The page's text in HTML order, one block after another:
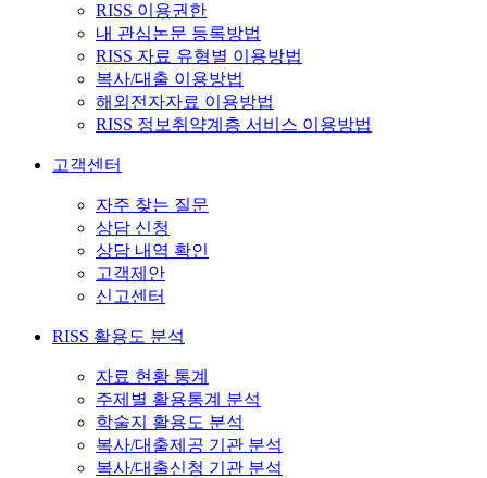
RISS 이용권한
내 관심논문 등록방법
RISS 자료 유형별 이용방법
복사/대출 이용방법
해외전자자료 이용방법
RISS 정보취약계층 서비스 이용방법
고객센터
자주 찾는 질문
상담 신청
상담 내역 확인
고객제안
신고센터
RISS 활용도 분석
자료 현황 통계
주제별 활용통계 분석
학술지 활용도 분석
복사/대출제공 기관 분석
복사/대출신청 기관 분석